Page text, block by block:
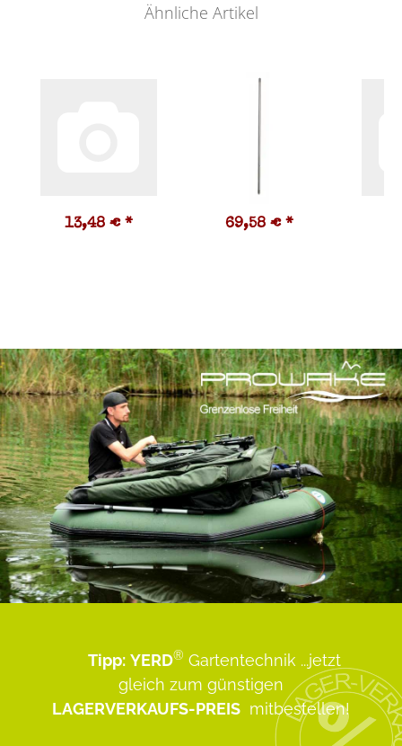
Ähnliche Artikel
13,48 € * 69,58 € *
Tipp: YERD® Gartentechnik ...jetzt
gleich zum günstigen
LAGERVERKAUFS-PREIS mitbestellen!